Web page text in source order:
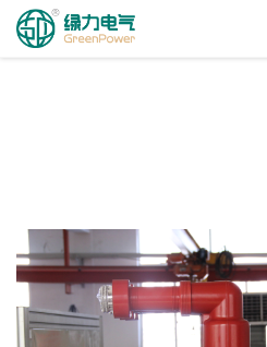
Tungkol Sa Amin
Mga Solusyon